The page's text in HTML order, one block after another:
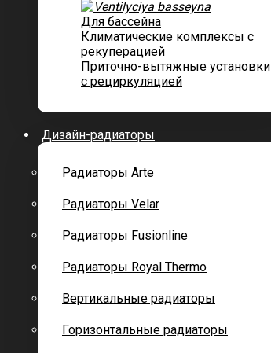
Для бассейна
Климатические комплексы с
рекуперацией
Приточно-вытяжные установки
с рециркуляцией
Дизайн-радиаторы
Радиаторы Arte
Радиаторы Velar
Радиаторы Fusionline
Радиаторы Royal Thermo
Вертикальные радиаторы
Горизонтальные радиаторы